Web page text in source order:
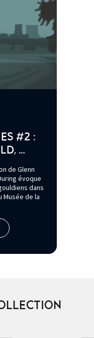
#2 :
…
de Glenn
évoque
dans
Musée de la